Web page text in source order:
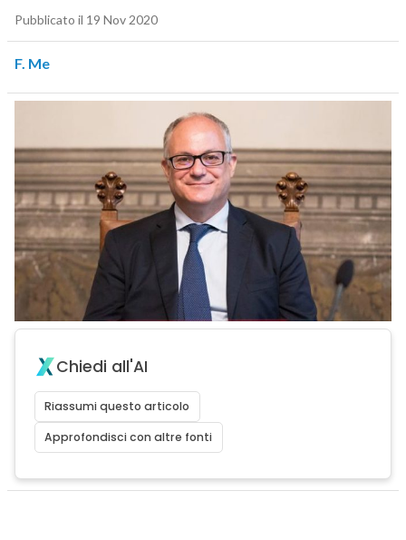
Pubblicato il 19 Nov 2020
F. Me
Chiedi all'AI
Riassumi questo articolo
Approfondisci con altre fonti